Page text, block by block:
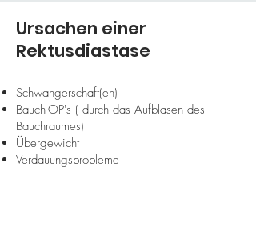
Ursachen einer
Rektusdiastase
Schwangerschaft(en)
Bauch-OP's ( durch das Aufblasen des
Bauchraumes)
Übergewicht
Verdauungsprobleme